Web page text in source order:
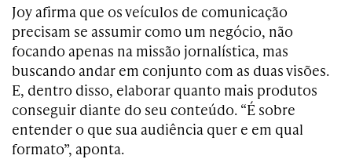
Joy afirma que os veículos de comunicação
precisam se assumir como um negócio, não
focando apenas na missão jornalística, mas
buscando andar em conjunto com as duas visões.
E, dentro disso, elaborar quanto mais produtos
conseguir diante do seu conteúdo. “É sobre
entender o que sua audiência quer e em qual
formato”, aponta.